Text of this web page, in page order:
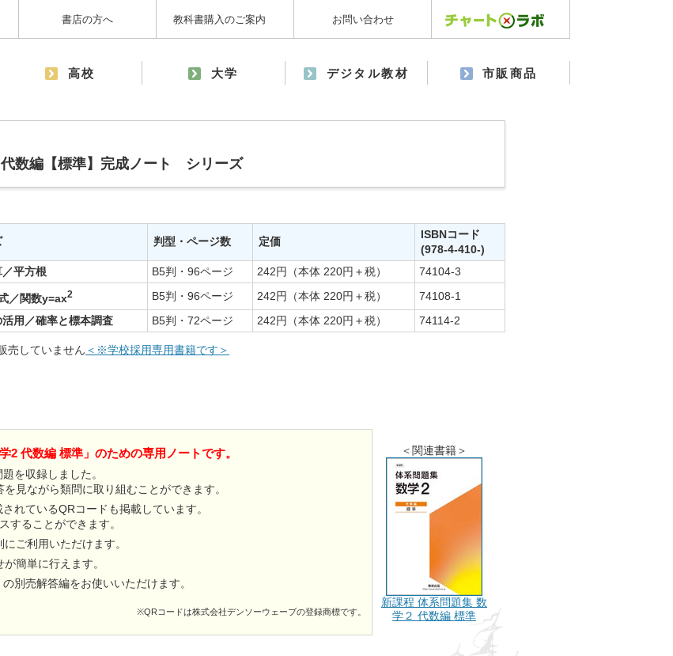
書店の方へ 教科書購入のご案内 お問い合わせ
高校 大学 デジタル教材 市販商品
編【標準】完成ノート シリーズ
判型・ページ数 定価
ISBNコード
(978-4-410-)
平方根
B5判・96ページ 242円（本体 220円＋税） 74104-3
／関数y=ax2 B5判・96ページ 242円（本体 220円＋税）
74108-1
用／確率と標本調査
B5判・72ページ 242円（本体 220円＋税） 74114-2
売していません ＜※学校採用専用書籍です＞
2 代数編 標準」のための専用ノートです。
を収録しました。
を見ながら類問に取り組むことができます。
れているQRコードも掲載しています。
することができます。
ご利用いただけます。
簡単に行えます。
別売解答編をお使いいただけます。
※QRコードは株式会社デンソーウェーブの登録商標です。
＜関連書籍＞
新課程 体系問題集 数
学２ 代数編 標準